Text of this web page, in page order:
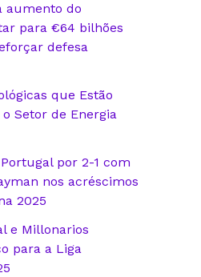
aumento do
para €64 bilhões
defesa
que Estão
Setor de Energia
por 2-1 com
nos acréscimos
2025
e Millonarios
para a Liga